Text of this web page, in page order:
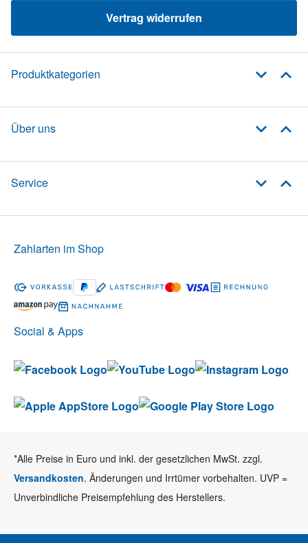
Vertrag widerrufen
Produktkategorien
Über uns
Service
Social & Apps
Zahlarten im Shop
*Alle Preise in Euro und inkl. der gesetzlichen MwSt. zzgl.
Versandkosten. Änderungen und Irrtümer vorbehalten. UVP =
Unverbindliche Preisempfehlung des Herstellers.